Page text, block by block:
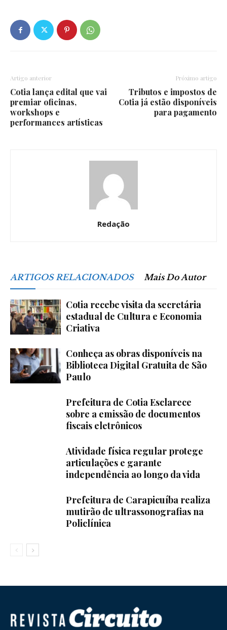
Artigo anterior
Cotia lança edital que vai
premiar oficinas,
workshops e
performances artísticas
Próximo artigo
Tributos e impostos de
Cotia já estão disponíveis
para pagamento
Redação
ARTIGOS RELACIONADOS Mais Do Autor
Cotia recebe visita da secretária
estadual de Cultura e Economia
Criativa
Conheça as obras disponíveis na
Biblioteca Digital Gratuita de São
Paulo
Prefeitura de Cotia Esclarece
sobre a emissão de documentos
fiscais eletrônicos
Atividade física regular protege
articulações e garante
independência ao longo da vida
Prefeitura de Carapicuíba realiza
mutirão de ultrassonografias na
Policlínica